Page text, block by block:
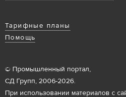
Тарифные планы
Помощь
© Промышленный портал,
СД Групп, 2006-2026.
При использовании материалов с